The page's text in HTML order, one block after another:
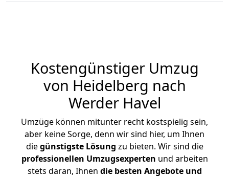
Kostengünstiger Umzug
von Heidelberg nach
Werder Havel
Umzüge können mitunter recht kostspielig sein,
aber keine Sorge, denn wir sind hier, um Ihnen
diegünstigste Lösung zu bieten. Wir sind die
professionellen Umzugsexperten und arbeiten
stets daran, Ihnen die besten Angebote und